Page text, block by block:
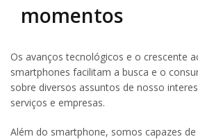
momentos
Os avanços tecnológicos e o crescente
smartphones facilitam a busca e o
sobre diversos assuntos de nosso
serviços e empresas.
Além do smartphone, somos capazes